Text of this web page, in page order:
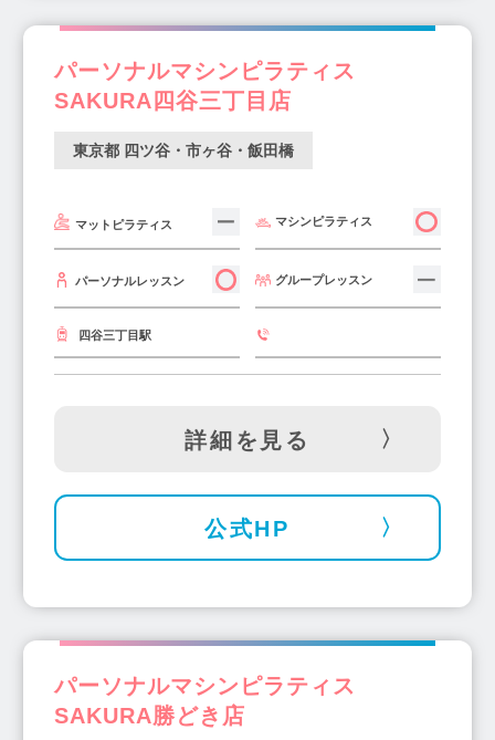
パーソナルマシンピラティス
SAKURA四谷三丁目店
東京都 四ツ谷・市ヶ谷・飯田橋
マットピラティス マシンピラティス
パーソナルレッスン グループレッスン
四谷三丁目駅
詳細を見る
公式HP
パーソナルマシンピラティス
SAKURA勝どき店